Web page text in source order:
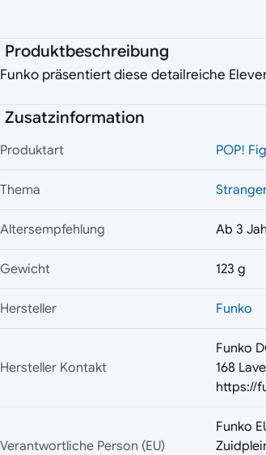
Produktbeschreibung
Funko präsentiert diese detailreiche
Zusatzinformation
Produktart POP!
Thema
Altersempfehlung Ab 3
Gewicht 123 g
Hersteller Funko
Hersteller Kontakt
Funko
168
https://
Verantwortliche Person (EU)
Funko